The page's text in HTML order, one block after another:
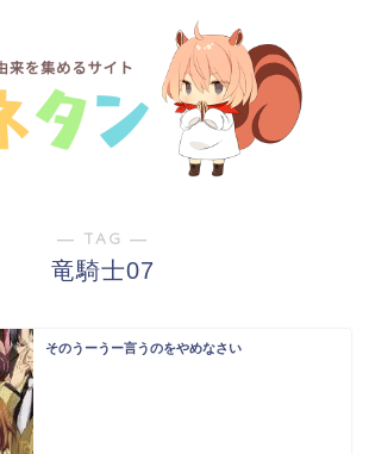
― TAG ―
竜騎士07
そのうーうー言うのをやめなさい